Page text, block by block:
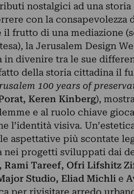
nostalgici ad una
con la consapevolezza
il frutto di una mediazione
la Jerusalem Design
in divenire tra le sue
della storia cittadina il
100 years of
Keren Kinberg),
e al ruolo chiave
l’identità visiva.
aspettative più scontate
nei progetti sviluppati dai
Rami Tareef, Ofri Lifshitz
Studio, Eliad Michli e